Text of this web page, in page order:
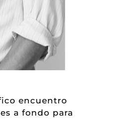
encuentro
a fondo para